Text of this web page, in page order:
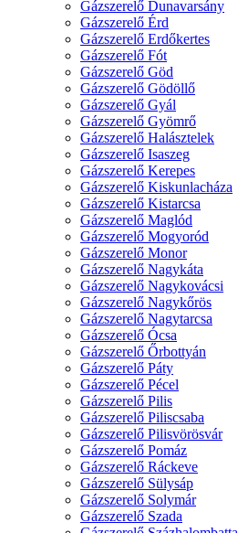
Gázszerelő Dunavarsány
Gázszerelő Érd
Gázszerelő Erdőkertes
Gázszerelő Fót
Gázszerelő Göd
Gázszerelő Gödöllő
Gázszerelő Gyál
Gázszerelő Gyömrő
Gázszerelő Halásztelek
Gázszerelő Isaszeg
Gázszerelő Kerepes
Gázszerelő Kiskunlacháza
Gázszerelő Kistarcsa
Gázszerelő Maglód
Gázszerelő Mogyoród
Gázszerelő Monor
Gázszerelő Nagykáta
Gázszerelő Nagykovácsi
Gázszerelő Nagykőrös
Gázszerelő Nagytarcsa
Gázszerelő Ócsa
Gázszerelő Őrbottyán
Gázszerelő Páty
Gázszerelő Pécel
Gázszerelő Pilis
Gázszerelő Piliscsaba
Gázszerelő Pilisvörösvár
Gázszerelő Pomáz
Gázszerelő Ráckeve
Gázszerelő Sülysáp
Gázszerelő Solymár
Gázszerelő Szada